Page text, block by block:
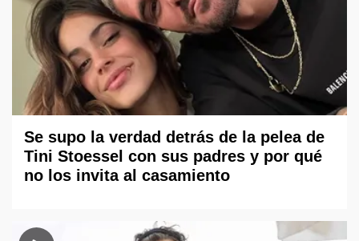
Se supo la verdad detrás de la pelea de
Tini Stoessel con sus padres y por qué
no los invita al casamiento